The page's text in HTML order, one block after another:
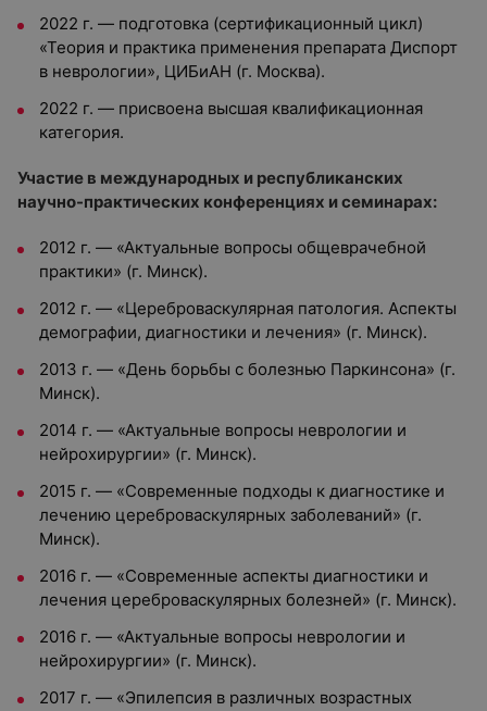
2022 г. — подготовка (сертификационный цикл)
«Теория и практика применения препарата Диспорт
в неврологии», ЦИБиАН (г. Москва).
2022 г. — присвоена высшая квалификационная
категория.
Участие в международных и республиканских
научно-практических конференциях и семинарах:
2012 г. — «Актуальные вопросы общеврачебной
практики» (г. Минск).
2012 г. — «Цереброваскулярная патология. Аспекты
демографии, диагностики и лечения» (г. Минск).
2013 г. — «День борьбы с болезнью Паркинсона» (г.
Минск).
2014 г. — «Актуальные вопросы неврологии и
нейрохирургии» (г. Минск).
2015 г. — «Современные подходы к диагностике и
лечению цереброваскулярных заболеваний» (г.
Минск).
2016 г. — «Современные аспекты диагностики и
лечения цереброваскулярных болезней» (г. Минск).
2016 г. — «Актуальные вопросы неврологии и
нейрохирургии» (г. Минск).
2017 г. — «Эпилепсия в различных возрастных